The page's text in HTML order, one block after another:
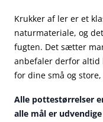
Krukker af ler er et
naturmateriale, og
fugten. Det sætter
anbefaler derfor altid
for dine små og
Alle pottestørrelser
alle mål er